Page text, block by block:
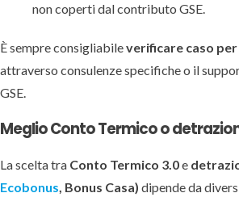
non coperti dal contributo GSE.
È sempre consigliabileverificare caso per
attraverso consulenze specifiche o il
GSE.
Meglio Conto Termico o
La scelta tra Conto Termico 3.0e
Ecobonus , Bonus Casa) dipende da